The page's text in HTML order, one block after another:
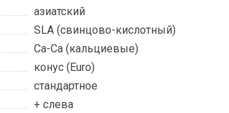
азиатский
SLA (свинцово-кислотный)
Ca-Ca (кальциевые)
конус (Euro)
стандартное
+ слева